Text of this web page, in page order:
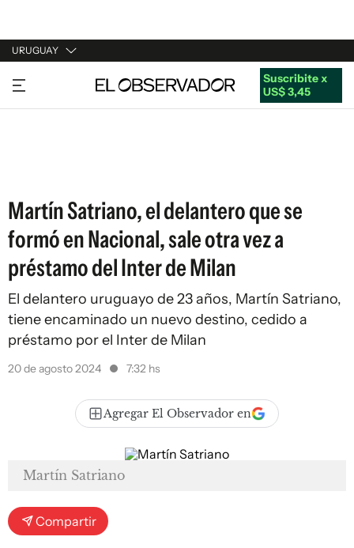
URUGUAY
URUGUAY
ARGENTINA
Suscribite x
US$ 3,45
Martín Satriano, el delantero que se
formó en Nacional, sale otra vez a
préstamo del Inter de Milan
El delantero uruguayo de 23 años, Martín Satriano,
tiene encaminado un nuevo destino, cedido a
préstamo por el Inter de Milan
20 de agosto 2024 7:32 hs
Agregar El Observador en
Martín Satriano
Compartir